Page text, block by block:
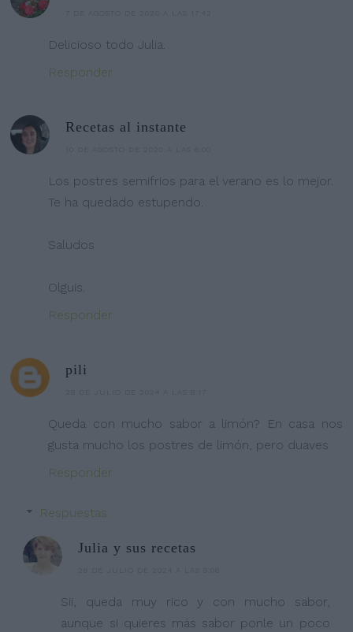
Delicioso todo Julia.
Responder
Recetas al instante
Los postres semifrios para el verano es lo mejor.
Te ha quedado estupendo.
Saludos
Olguis.
Responder
pili
Queda con mucho sabor a limón? En casa nos
gusta mucho los postres de limón, pero duaves
Responder
Respuestas
Julia y sus recetas
Sii, queda muy rico y con mucho sabor,
aunque si quieres más sabor ponle un poco